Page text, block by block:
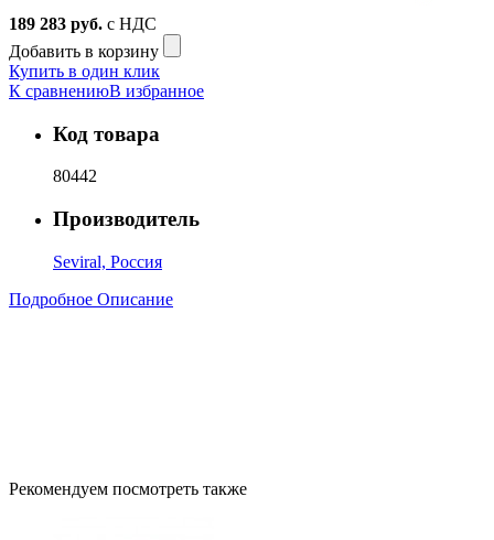
189 283 руб. с НДС
Добавить в корзину
Купить в один клик
К сравнениюВ избранное
Код товара
80442
Производитель
Seviral, Россия
Подробное Описание
Рекомендуем посмотреть также